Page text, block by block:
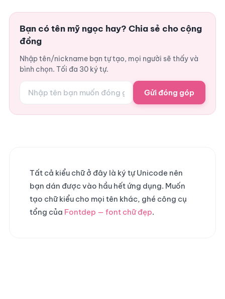
Bạn có tên mỹ ngọc hay? Chia sẻ cho cộng
đồng
Nhập tên/nickname bạn tự tạo, mọi người sẽ thấy và
bình chọn. Tối đa 30 ký tự.
Gửi đóng góp
Tất cả kiểu chữ ở đây là ký tự Unicode nên
bạn dán được vào hầu hết ứng dụng. Muốn
tạo chữ kiểu cho mọi tên khác, ghé công cụ
tổng của Fontdep — font chữ đẹp.